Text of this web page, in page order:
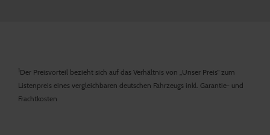
1Der Preisvorteil bezieht sich auf das Verhältnis von „Unser Preis“ zum
Listenpreis eines vergleichbaren deutschen Fahrzeugs inkl. Garantie- und
Frachtkosten